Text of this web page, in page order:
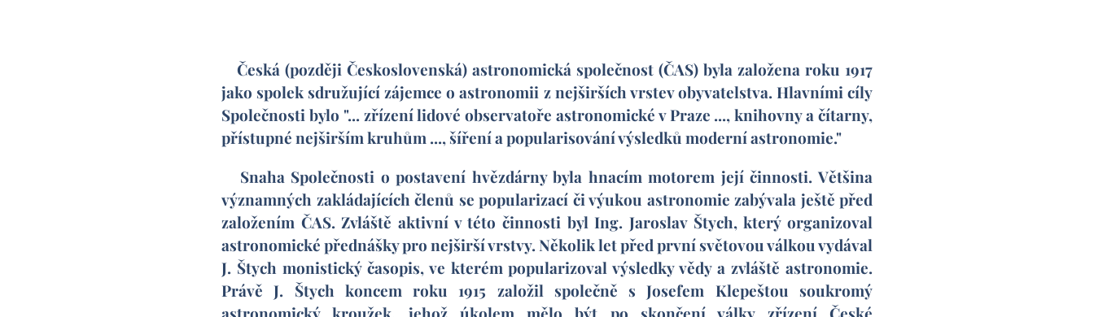
Česká (později Československá) astronomická společnost (ČAS) byla založena roku 1917
jako spolek sdružující zájemce o astronomii z nejširších vrstev obyvatelstva. Hlavními cíly
Společnosti bylo "... zřízení lidové observatoře astronomické v Praze ..., knihovny a čítarny,
přístupné nejširším kruhům ..., šíření a popularisování výsledků moderní astronomie."
Snaha Společnosti o postavení hvězdárny byla hnacím motorem její činnosti. Většina
významných zakládajících členů se popularizací či výukou astronomie zabývala ještě před
založením ČAS. Zvláště aktivní v této činnosti byl Ing. Jaroslav Štych, který organizoval
astronomické přednášky pro nejširší vrstvy. Několik let před první světovou válkou vydával
J. Štych monistický časopis, ve kterém popularizoval výsledky vědy a zvláště astronomie.
Právě J. Štych koncem roku 1915 založil společně s Josefem Klepeštou soukromý